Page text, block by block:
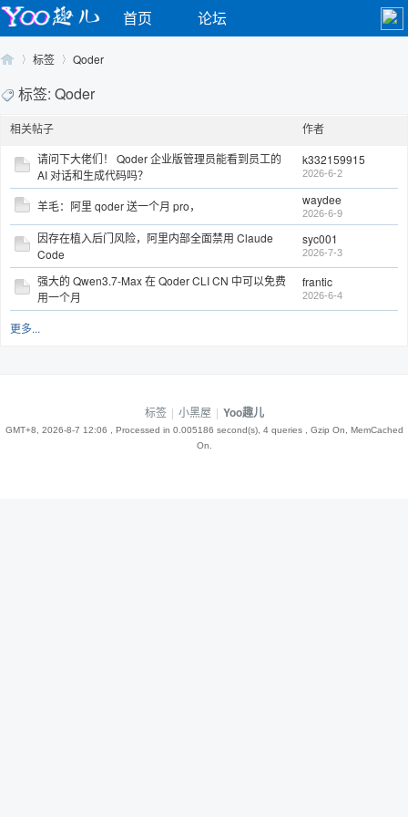
首页 论坛
Yo›
标签 Qoder
标签: Qoder
相关帖子
作者
请问下大佬们！ Qoder 企业版管理员能看到员工的
AI 对话和生成代码吗？
k332159915
2026-6-2
羊毛：阿里 qoder 送一个月 pro， waydee
2026-6-9
因存在植入后门风险，阿里内部全面禁用 Claude
Code
syc001
2026-7-3
强大的 Qwen3.7-Max 在 Qoder CLI CN 中可以免费
用一个月
frantic
2026-6-4
更多...
标签 | 小黑屋 | Yoo趣儿
GMT+8, 2026-8-7 12:06 , Processed in 0.005186 second(s), 4 queries , Gzip On, MemCached
On.